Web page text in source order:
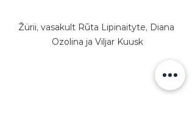
Žürii, vasakult Rūta Lipinaityte, Diana
Ozolina ja Viljar Kuusk